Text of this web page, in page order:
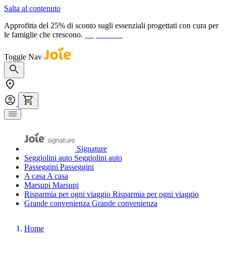
Salta al contenuto
Approfitta del 25% di sconto sugli essenziali progettati con cura per
le famiglie che crescono.
Toggle Nav
Signature
Seggiolini auto Seggiolini auto
Passeggini Passeggini
A casa A casa
Marsupi Marsupi
Risparmia per ogni viaggio Risparmia per ogni viaggio
Grande convenienza Grande convenienza
Home